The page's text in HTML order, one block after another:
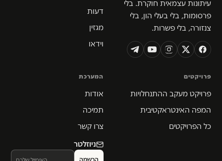
עיתונות עצמאית חוקרת. בלי
פרסומות, בלי בעלי הון, בלי
צנזורה, בלי פשרות.
דעות
מגזין
וידאו
פרויקטים
פרויקט מעקב ההתנחלויות
המפה האינטראקטיבית
כל הפרויקטים
המערכת
אודות
תמיכה
צרו קשר
ניוזלטר